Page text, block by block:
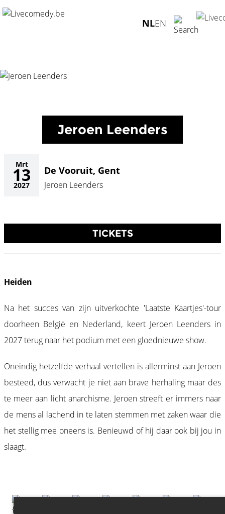
NLEN
Home/Agenda/
De Vooruit, Gent -
Jeroen Leenders
Mrt
13
2027
De Vooruit, Gent
Jeroen Leenders
TICKETS
Heiden
Na het succes van zijn uitverkochte 'Laatste Kaartjes'-tour
doorheen België en Nederland, keert Jeroen Leenders in
2027 terug naar het podium met een gloednieuwe show.
Oneindig hetzelfde verhaal vertellen is allerminst aan Jeroen
besteed, dus verwacht je niet aan brave herhaling maar des
te meer aan licht anarchisme. Jeroen streeft er immers naar
de mens al lachend in te laten stemmen met zaken waar die
het stellig mee oneens is. Benieuwd of hij daar ook bij jou in
slaagt.